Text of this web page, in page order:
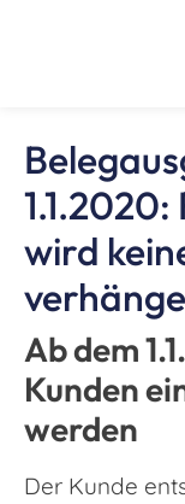
wird
Ab dem
Kunden
werden
Der Kunde